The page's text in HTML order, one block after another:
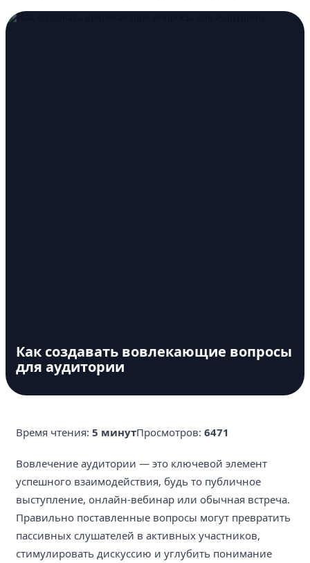
Как создавать вовлекающие вопросы
для аудитории
Время чтения: 5 минутПросмотров: 6471
Вовлечение аудитории — это ключевой элемент
успешного взаимодействия, будь то публичное
выступление, онлайн-вебинар или обычная встреча.
Правильно поставленные вопросы могут превратить
пассивных слушателей в активных участников,
стимулировать дискуссию и углубить понимание